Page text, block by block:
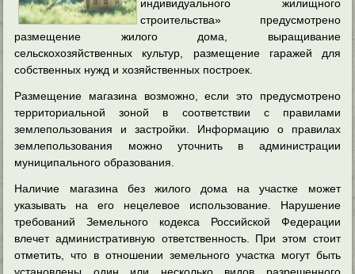
индивидуального жилищного
строительства» предусмотрено
размещение жилого дома, выращивание
сельскохозяйственных культур, размещение гаражей для
собственных нужд и хозяйственных построек.
Размещение магазина возможно, если это предусмотрено
территориальной зоной в соответствии с правилами
землепользования и застройки. Информацию о правилах
землепользования можно уточнить в администрации
муниципального образования.
Наличие магазина без жилого дома на участке может
указывать на его нецелевое использование. Нарушение
требований Земельного кодекса Российской Федерации
влечет административную ответственность. При этом стоит
отметить, что в отношении земельного участка могут быть
установлены один или несколько видов разрешенного